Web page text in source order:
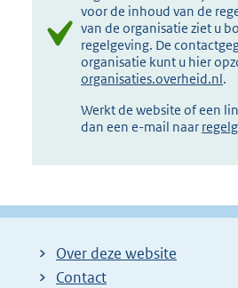
voor de inhoud van de
van de organisatie ziet u
regelgeving. De
organisatie kunt u hier
organisaties.overheid.nl.
Werkt de website of een
dan een e-mail naar
Over deze website
Contact